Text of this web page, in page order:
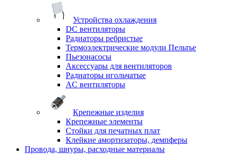
Устройства охлаждения
DC вентиляторы
Радиаторы ребристые
Термоэлектрические модули Пельтье
Пьезонасосы
Аксессуары для вентиляторов
Радиаторы игольчатые
AC вентиляторы
Крепежные изделия
Крепежные элементы
Стойки для печатных плат
Клейкие амортизаторы, демпферы
Провода, шнуры, расходные материалы